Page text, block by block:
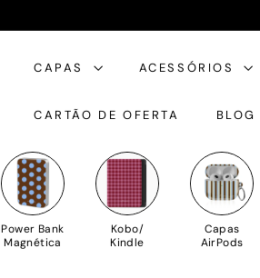
CAPAS ACESSÓRIOS
CARTÃO DE OFERTA BLOG
Power Bank
Magnética
Kobo/
Kindle
Capas
AirPods